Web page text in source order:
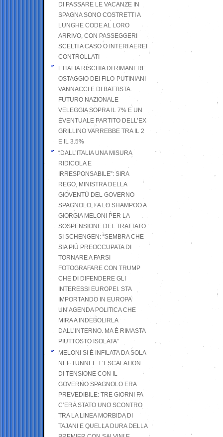
DI PASSARE LE VACANZE IN
SPAGNA SONO COSTRETTI A
LUNGHE CODE AL LORO
ARRIVO, CON PASSEGGERI
SCELTI A CASO O INTERI AEREI
CONTROLLATI
L’ITALIA RISCHIA DI RIMANERE
OSTAGGIO DEI FILO-PUTINIANI
VANNACCI E DI BATTISTA.
FUTURO NAZIONALE
VELEGGIA SOPRA IL 7% E UN
EVENTUALE PARTITO DELL’EX
GRILLINO VARREBBE TRA IL 2
E IL 3.5%
“DALL’ITALIA UNA MISURA
RIDICOLA E
IRRESPONSABILE”: SIRA
REGO, MINISTRA DELLA
GIOVENTÙ DEL GOVERNO
SPAGNOLO, FA LO SHAMPOO A
GIORGIA MELONI PER LA
SOSPENSIONE DEL TRATTATO
SI SCHENGEN: “SEMBRA CHE
SIA PIÙ PREOCCUPATA DI
TORNARE A FARSI
FOTOGRAFARE CON TRUMP
CHE DI DIFENDERE GLI
INTERESSI EUROPEI. STA
IMPORTANDO IN EUROPA
UN’AGENDA POLITICA CHE
MIRA A INDEBOLIRLA
DALL’INTERNO. MA È RIMASTA
PIUTTOSTO ISOLATA”
MELONI SI È INFILATA DA SOLA
NEL TUNNEL. L’ESCALATION
DI TENSIONE CON IL
GOVERNO SPAGNOLO ERA
PREVEDIBILE: TRE GIORNI FA
C’ERA STATO UNO SCONTRO
TRA LA LINEA MORBIDA DI
TAJANI E QUELLA DURA DELLA